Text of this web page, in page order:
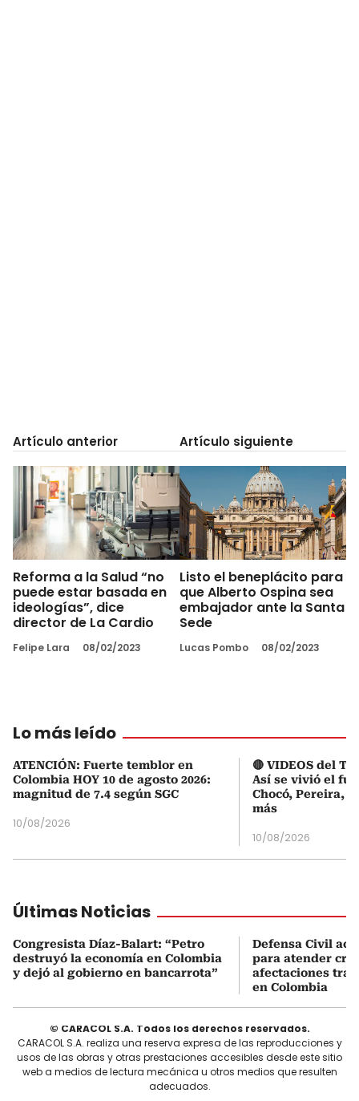
Artículo anterior
Reforma a la Salud “no
puede estar basada en
ideologías”, dice
director de La Cardio
Felipe Lara 08/02/2023
Artículo siguiente
Listo el beneplácito para
que Alberto Ospina sea
embajador ante la Santa
Sede
Lucas Pombo 08/02/2023
Lo más leído
ATENCIÓN: Fuerte temblor en
Colombia HOY 10 de agosto 2026:
magnitud de 7.4 según SGC
10/08/2026
🔴 VIDEOS del
Así se vivió el
Chocó, Pereira,
más
10/08/2026
Últimas Noticias
Congresista Díaz-Balart: “Petro
destruyó la economía en Colombia
y dejó al gobierno en bancarrota”
Defensa Civil
para atender
afectaciones
en Colombia
© CARACOL S.A. Todos los derechos reservados.
CARACOL S.A. realiza una reserva expresa de las reproducciones y
usos de las obras y otras prestaciones accesibles desde este sitio
web a medios de lectura mecánica u otros medios que resulten
adecuados.